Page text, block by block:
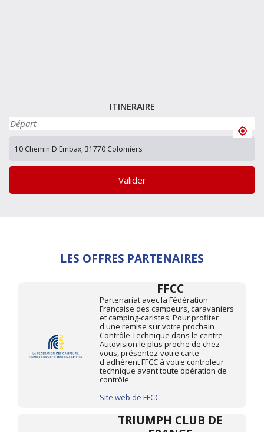
ITINERAIRE
Valider
LES OFFRES PARTENAIRES
FFCC
Partenariat avec la Fédération
Française des campeurs, caravaniers
et camping-caristes. Pour profiter
d'une remise sur votre prochain
Contrôle Technique dans le centre
Autovision le plus proche de chez
vous, présentez-votre carte
d'adhérent FFCC à votre controleur
technique avant toute opération de
contrôle.
Site web de FFCC
TRIUMPH CLUB DE